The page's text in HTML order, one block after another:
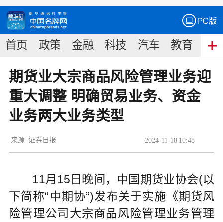
首页 政策 金融 科技 汽车 教育 食
期货业大宗商品风险管理业务迎
重大调整 明确贸易业务、资金
业务两大业务类型
2024-11-18 10:48
来源: 证券日报
11月15日晚间，中国期货业协会(以
下简称“中期协”)发布关于实施《期货风
险管理公司大宗商品风险管理业务管理